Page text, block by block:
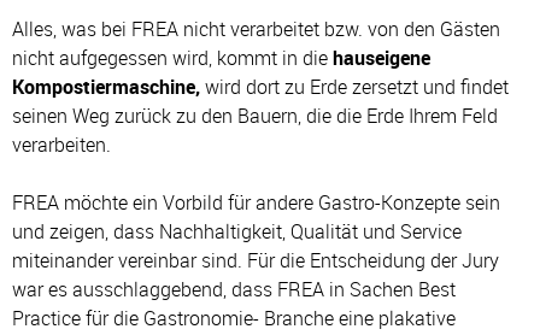
Alles, was bei FREA nicht verarbeitet bzw. von den Gästen
nicht aufgegessen wird, kommt in diehauseigene
Kompostiermaschine,wird dort zu Erde zersetzt und findet
seinen Weg zurück zu den Bauern, die die Erde Ihrem Feld
verarbeiten.
FREA möchte ein Vorbild für andere Gastro-Konzepte sein
und zeigen, dass Nachhaltigkeit, Qualität und Service
miteinander vereinbar sind. Für die Entscheidung der Jury
war es ausschlaggebend, dass FREA in Sachen Best
Practice für die Gastronomie- Branche eine plakative